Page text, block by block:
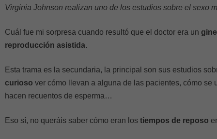
Virginia Johnson realizan uno de los estudios sobre el sexo
Cuál fue mi sorpresa cuando resultó que el doctor era un
reproducción asistida.
Esta trama es la secundaria, la principal son sus estudios
curioso ver cómo llevan a alguna de las pacientes, cómo se
hacen recuentos de esperma…
Eso sí, no queráis saber cómo eran los tiempos de reposo